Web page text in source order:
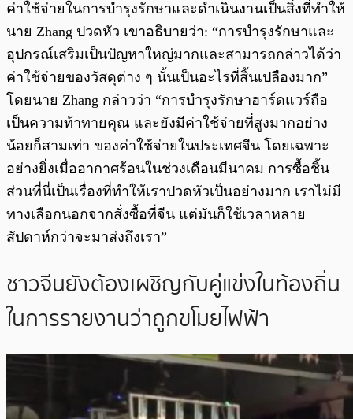
ค่าใช้จ่ายในการบำรุงรักษาและดำเนินงานเป็นสิ่งที่ทำให้
นาย Zhang ปวดหัว เขาอธิบายว่า: “การบำรุงรักษาและ
อุปกรณ์เสริมเป็นปัญหาใหญ่มากและสามารถกล่าวได้ว่า
ค่าใช้จ่ายของวัสดุต่าง ๆ นั้นเป็นอะไรที่สิ้นเปลืองมาก”
โดยนาย Zhang กล่าวว่า “การบำรุงรักษาฮาร์ดแวร์ถือ
เป็นความท้าทายคุณ และยังมีค่าใช้จ่ายที่สูงมากอย่าง
น้อยก็สามเท่า ของค่าใช้จ่ายในประเทศจีน โดยเฉพาะ
อย่างยิ่งเมื่ออากาศร้อนในช่วงเดือนมีนาคม การซื้อชิ้น
ส่วนที่นี่เป็นเรื่องที่ทำให้เราปวดหัวเป็นอย่างมาก เราไม่มี
ทางเลือกนอกจากสั่งซื้อที่จีน แต่มันก็ใช้เวลาหลาย
สัปดาห์กว่าจะมาส่งถึงเรา”
ชาวจีนยังต้องเผชิญกับคู่แข่งในท้องถิ่น
ในการรายงานว่าถูกขโมยไฟฟ้า